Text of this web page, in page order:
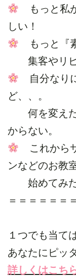
もっと私
しい！
もっと『
集客やリピ
自分なり
ど、、。
何を変えた
からない。
これから
ンなどのお教
始めてみた
＝＝＝＝＝＝
１つでも当て
あなたにピッ
詳しくはこち